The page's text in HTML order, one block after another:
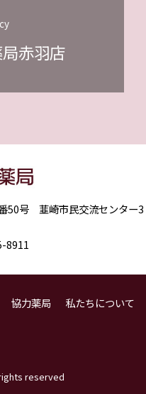
赤羽店
50号 韮崎市民交流センター3
8911
協力薬局
私たちについて
reserved